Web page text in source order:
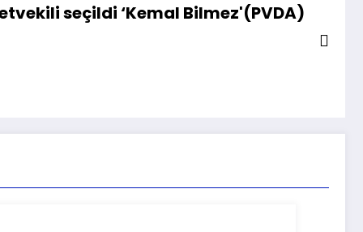
seçildi ‘Kemal Bilmez'(PVDA)